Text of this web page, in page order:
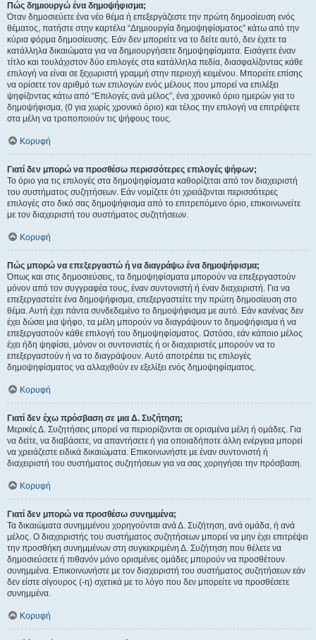
Πώς δημιουργώ ένα δημοψήφισμα;
Όταν δημοσιεύετε ένα νέο θέμα ή επεξεργάζεστε την πρώτη δημοσίευση ενός
θέματος, πατήστε στην καρτέλα “Δημιουργία δημοψηφίσματος” κάτω από την
κύρια φόρμα δημοσίευσης. Εάν δεν μπορείτε να το δείτε αυτό, δεν έχετε τα
κατάλληλα δικαιώματα για να δημιουργήσετε δημοψηφίσματα. Εισάγετε έναν
τίτλο και τουλάχιστον δύο επιλογές στα κατάλληλα πεδία, διασφαλίζοντας κάθε
επιλογή να είναι σε ξεχωριστή γραμμή στην περιοχή κειμένου. Μπορείτε επίσης
να ορίσετε τον αριθμό των επιλογών ενός μέλους που μπορεί να επιλέξει
ψηφίζοντας κάτω από “Επιλογές ανά μέλος”, ένα χρονικό όριο ημερών για το
δημοψήφισμα, (0 για χωρίς χρονικό όριο) και τέλος την επιλογή να επιτρέψετε
στα μέλη να τροποποιούν τις ψήφους τους.
Κορυφή
Γιατί δεν μπορώ να προσθέσω περισσότερες επιλογές ψήφων;
Το όριο για τις επιλογές στα δημοψηφίσματα καθορίζεται από τον διαχειριστή
του συστήματος συζητήσεων. Εάν νομίζετε ότι χρειάζονται περισσότερες
επιλογές στο δικό σας δημοψήφισμα από το επιτρεπόμενο όριο, επικοινωνείτε
με τον διαχειριστή του συστήματος συζητήσεων.
Κορυφή
Πώς μπορώ να επεξεργαστώ ή να διαγράψω ένα δημοψήφισμα;
Όπως και στις δημοσιεύσεις, τα δημοψηφίσματα μπορούν να επεξεργαστούν
μόνον από τον συγγραφέα τους, έναν συντονιστή ή έναν διαχειριστή. Για να
επεξεργαστείτε ένα δημοψήφισμα, επεξεργαστείτε την πρώτη δημοσίευση στο
θέμα. Αυτή έχει πάντα συνδεδεμένο το δημοψήφισμα με αυτό. Εάν κανένας δεν
έχει δώσει μια ψήφο, τα μέλη μπορούν να διαγράψουν το δημοψήφισμα ή να
επεξεργαστούν κάθε επιλογή του δημοψηφίσματος. Ωστόσο, εάν κάποιο μέλος
έχει ήδη ψηφίσει, μόνον οι συντονιστές ή οι διαχειριστές μπορούν να το
επεξεργαστούν ή να το διαγράψουν. Αυτό αποτρέπει τις επιλογές
δημοψηφίσματος να αλλαχθούν εν εξελίξει ενός δημοψηφίσματος.
Κορυφή
Γιατί δεν έχω πρόσβαση σε μια Δ. Συζήτηση;
Μερικές Δ. Συζητήσεις μπορεί να περιορίζονται σε ορισμένα μέλη ή ομάδες. Για
να δείτε, να διαβάσετε, να απαντήσετε ή για οποιαδήποτε άλλη ενέργεια μπορεί
να χρειάζεστε ειδικά δικαιώματα. Επικοινωνήστε με έναν συντονιστή ή
διαχειριστή του συστήματος συζητήσεων για να σας χορηγήσει την πρόσβαση.
Κορυφή
Γιατί δεν μπορώ να προσθέσω συνημμένα;
Τα δικαιώματα συνημμένου χορηγούνται ανά Δ. Συζήτηση, ανά ομάδα, ή ανά
μέλος. Ο διαχειριστής του συστήματος συζητήσεων μπορεί να μην έχει επιτρέψει
την προσθήκη συνημμένων στη συγκεκριμένη Δ. Συζήτηση που θέλετε να
δημοσιεύσετε ή πιθανόν μόνο ορισμένες ομάδες μπορούν να προσθέτουν
συνημμένα. Επικοινωνήστε με τον διαχειριστή του συστήματος συζητήσεων εάν
δεν είστε σίγουρος (-η) σχετικά με το λόγο που δεν μπορείτε να προσθέσετε
συνημμένα.
Κορυφή